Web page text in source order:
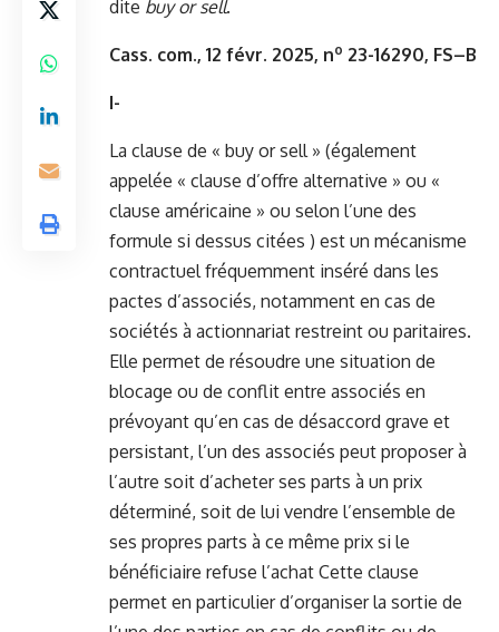
dite buy or sell.
Cass. com., 12 févr. 2025, no 23-16290, FS–B
I-
La clause de « buy or sell » (également
appelée « clause d’offre alternative » ou «
clause américaine » ou selon l’une des
formule si dessus citées ) est un mécanisme
contractuel fréquemment inséré dans les
pactes d’associés, notamment en cas de
sociétés à actionnariat restreint ou paritaires.
Elle permet de résoudre une situation de
blocage ou de conflit entre associés en
prévoyant qu’en cas de désaccord grave et
persistant, l’un des associés peut proposer à
l’autre soit d’acheter ses parts à un prix
déterminé, soit de lui vendre l’ensemble de
ses propres parts à ce même prix si le
bénéficiaire refuse l’achat Cette clause
permet en particulier d’organiser la sortie de